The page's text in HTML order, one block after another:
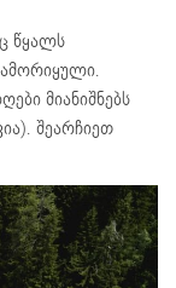
წყალს
მიანიშნებს
შეარჩიეთ